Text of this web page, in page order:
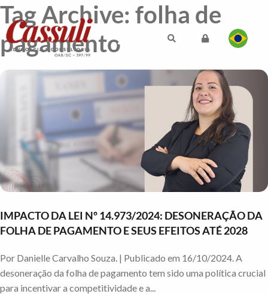
Tag Archive: folha de
pagamento
IMPACTO DA LEI Nº 14.973/2024: DESONERAÇÃO DA
FOLHA DE PAGAMENTO E SEUS EFEITOS ATÉ 2028
Por Danielle Carvalho Souza. | Publicado em 16/10/2024. A
desoneração da folha de pagamento tem sido uma política crucial
para incentivar a competitividade e a...